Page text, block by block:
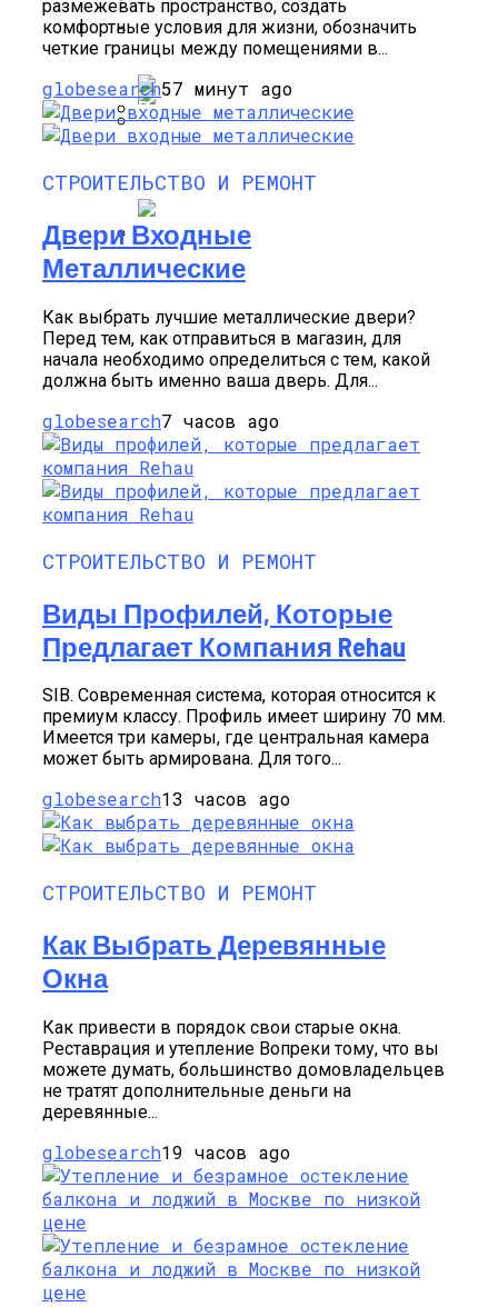
Цене
Топ-6 Лучших Сервисов Облачного
Майнинга На 2024 Год
Фонд
Система Управления Заказами (OMS):
Все Что Вам Нужно Знать
Обзор Лучших Смартфонов Для
ТОП-10 Лучших Смартфонов Для
Кровельные Работы, Связанные С
Изоляцией
размежевать пространство, создать
комфортные условия для жизни, обозначить
четкие границы между помещениями в...
globesearch57 минут ago
СТРОИТЕЛЬСТВО И РЕМОНТ
Двери Входные
Металлические
Как выбрать лучшие металлические двери?
Перед тем, как отправиться в магазин, для
начала необходимо определиться с тем, какой
должна быть именно ваша дверь. Для...
globesearch7 часов ago
СТРОИТЕЛЬСТВО И РЕМОНТ
Виды Профилей, Которые
Предлагает Компания Rehau
SIB. Современная система, которая относится к
премиум классу. Профиль имеет ширину 70 мм.
Имеется три камеры, где центральная камера
может быть армирована. Для того...
globesearch13 часов ago
СТРОИТЕЛЬСТВО И РЕМОНТ
Как Выбрать Деревянные
Окна
Как привести в порядок свои старые окна.
Реставрация и утепление Вопреки тому, что вы
можете думать, большинство домовладельцев
не тратят дополнительные деньги на
деревянные...
globesearch19 часов ago